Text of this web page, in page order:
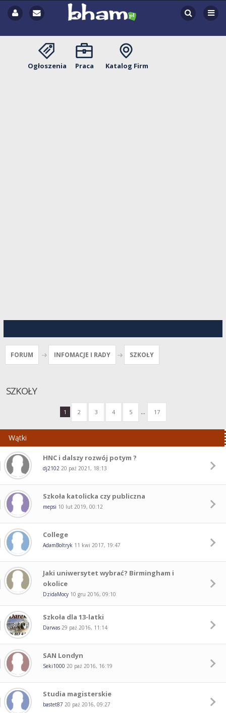
Ogłoszenia Praca Katalog Firm
FORUM INFOMACJE I RADY SZKOŁY
SZKOŁY
1 2 3 4 5 ... 17
Wątki
HNC i dalszy rozwój potym ?
dj2102 20 paź 2021, 18:13
Szkoła katolicka czy publiczna
mepsi 10 lut 2019, 00:12
College
AdamBoltryk 11 kwi 2017, 19:47
Jaki uniwersytet wybrać? Birmingham i
okolice
DzidaMocy 10 gru 2016, 09:10
Szkoła dla 13-latki
Darwas 29 paź 2016, 11:14
SAN Londyn
Seki1000 20 paź 2016, 16:19
Studia magisterskie
bastet87 20 paź 2016, 09:27